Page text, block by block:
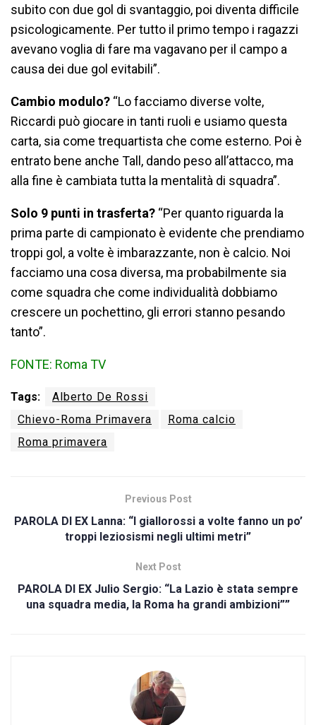
subito con due gol di svantaggio, poi diventa difficile
psicologicamente. Per tutto il primo tempo i ragazzi
avevano voglia di fare ma vagavano per il campo a
causa dei due gol evitabili”.
Cambio modulo? “Lo facciamo diverse volte,
Riccardi può giocare in tanti ruoli e usiamo questa
carta, sia come trequartista che come esterno. Poi è
entrato bene anche Tall, dando peso all’attacco, ma
alla fine è cambiata tutta la mentalità di squadra”.
Solo 9 punti in trasferta? “Per quanto riguarda la
prima parte di campionato è evidente che prendiamo
troppi gol, a volte è imbarazzante, non è calcio. Noi
facciamo una cosa diversa, ma probabilmente sia
come squadra che come individualità dobbiamo
crescere un pochettino, gli errori stanno pesando
tanto”.
FONTE: Roma TV
Tags:
Alberto De Rossi
Chievo-Roma Primavera
Roma calcio
Roma primavera
Previous Post
PAROLA DI EX Lanna: “I giallorossi a volte fanno un po’
troppi leziosismi negli ultimi metri”
Next Post
PAROLA DI EX Julio Sergio: “La Lazio è stata sempre
una squadra media, la Roma ha grandi ambizioni””